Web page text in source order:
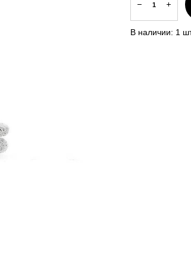
В наличии: 1